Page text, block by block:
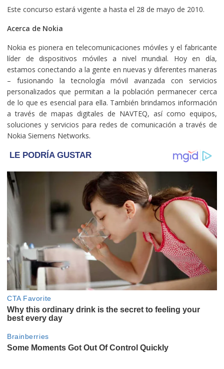
Este concurso estará vigente a hasta el 28 de mayo de 2010.
Acerca de Nokia
Nokia es pionera en telecomunicaciones móviles y el fabricante
líder de dispositivos móviles a nivel mundial. Hoy en día,
estamos conectando a la gente en nuevas y diferentes maneras
– fusionando la tecnología móvil avanzada con servicios
personalizados que permitan a la población permanecer cerca
de lo que es esencial para ella. También brindamos información
a través de mapas digitales de NAVTEQ, así como equipos,
soluciones y servicios para redes de comunicación a través de
Nokia Siemens Networks.